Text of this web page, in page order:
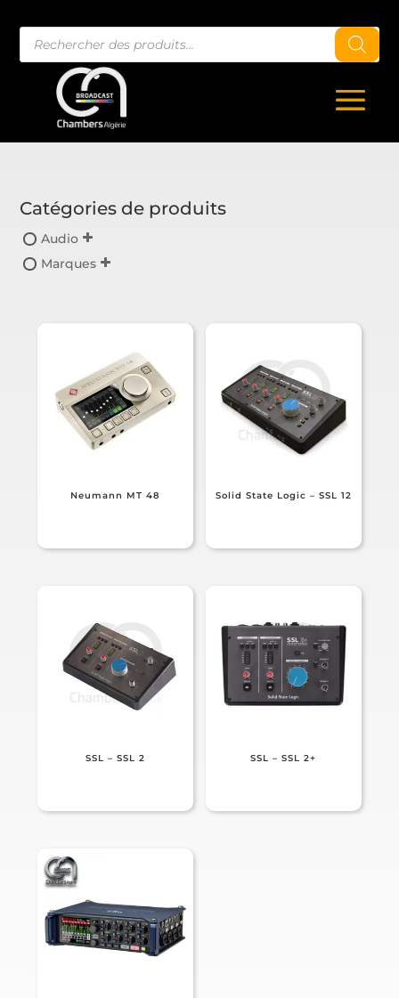
Recherche
de
produits
Catégories de produits
Audio
Marques
Neumann MT 48 Solid State Logic – SSL 12
SSL – SSL 2 SSL – SSL 2+